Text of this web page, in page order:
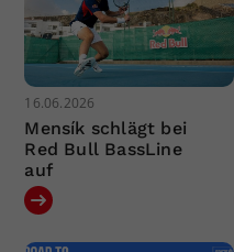
16.06.2026
Mensík schlägt bei
Red Bull BassLine
auf